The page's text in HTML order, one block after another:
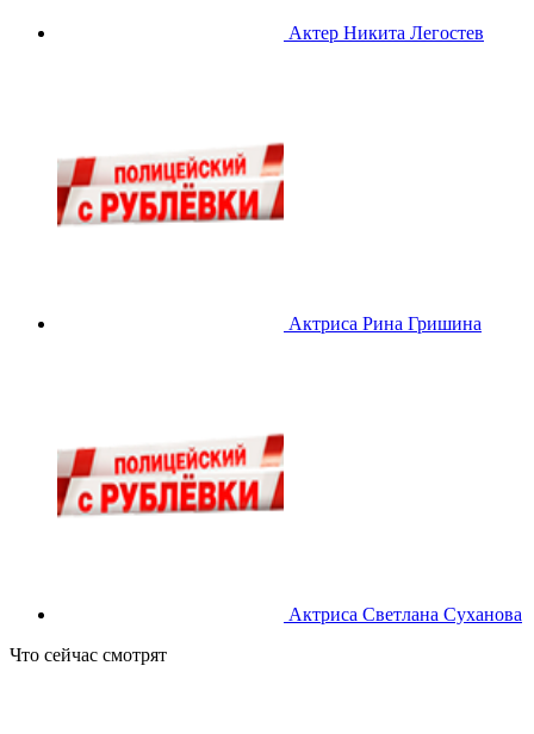
Актер Никита Легостев
Актриса Рина Гришина
Актриса Светлана Суханова
Что сейчас смотрят